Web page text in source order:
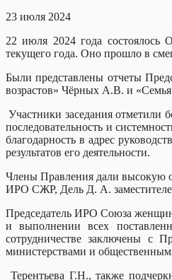
23 июля 2024
22 июля 2024 года состоялось
текущего года. Оно прошло в
Были представлены отчеты
возрастов» Чёрных А.В. и
Участники заседания
последовательность и
благодарность в адрес
результатов его деятельности.
Члены Правления дали высокую
ИРО СЖР, Дель Д. А.
Председатель ИРО Союза женщин
и выполнении всех
сотрудничестве заключены с
министерствами и
Терентьева Г.Н., также